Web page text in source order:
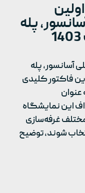
پله
برقی و بالابر شهر آفتاب 1403
آسانسور، پله
فاکتور کلیدی
عنوان
این نمایشگاه
غرفه‌سازی
شوند، توضیح